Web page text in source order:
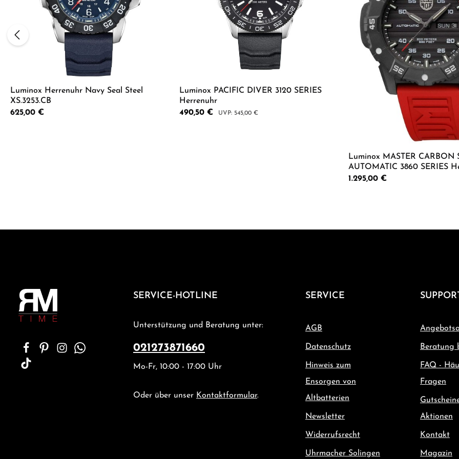
Luminox Herrenuhr Navy Seal Steel
XS.3253.CB
Regulärer Preis:
625,00 €
Produkt Anzahl: Gib den gewünschten Wert ein oder benutze die
Luminox PACIFIC DIVER 3120 SERIES
Herrenuhr
Verkaufspreis:
490,50 € Regulärer Preis:
545,00 €
Produkt Anzahl: Gib den gewünschten Wert ein
Luminox MASTER CARBON
AUTOMATIC 3860 SERIES
Regulärer Preis:
1.295,00 €
SERVICE-HOTLINE
Unterstützung und Beratung unter:
021273871660
Mo-Fr, 10:00 - 17:00 Uhr
Oder über unser Kontaktformular.
SERVICE
AGB
Datenschutz
Hinweis zum
Ensorgen von
Altbatterien
Newsletter
Widerrufsrecht
Uhrmacher Solingen
Beratung
FAQ -
Fragen
Aktionen
Kontakt
Magazin